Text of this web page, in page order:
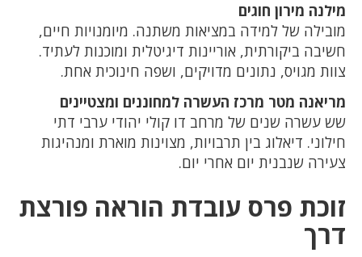
מילנה מירון חוגים
מובילה של למידה במציאות משתנה. מיומנויות חיים,
חשיבה ביקורתית, אוריינות דיגיטלית ומוכנות לעתיד.
צוות מגויס, נתונים מדויקים, ושפה חינוכית אחת.
מריאנה מטר מרכז העשרה למחוננים ומצטיינים
שש עשרה שנים של מרחב דו קולי יהודי ערבי דתי
חילוני. דיאלוג בין תרבויות, מצוינות מוארת ומנהיגות
צעירה שנבנית יום אחרי יום.
זוכת פרס עובדת הוראה פורצת
דרך